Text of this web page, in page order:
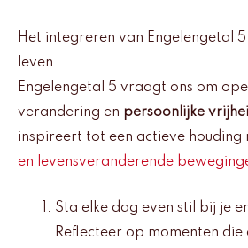
Het integreren van Engelengetal
leven
Engelengetal 5 vraagt ons om
verandering en persoonlijke
inspireert tot een actieve houding
en levensveranderende
Sta elke dag even stil bij je
Reflecteer op momenten die